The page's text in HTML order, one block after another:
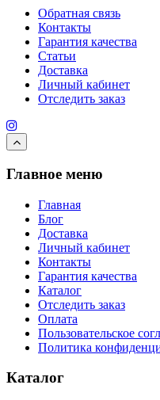
Обратная связь
Контакты
Гарантия качества
Статьи
Доставка
Личный кабинет
Отследить заказ
Главное меню
Главная
Блог
Доставка
Личный кабинет
Контакты
Гарантия качества
Каталог
Отследить заказ
Оплата
Пользовательское
Политика
Каталог